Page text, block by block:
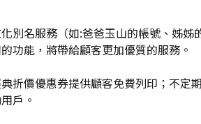
別名服務（如:爸爸玉山的帳號、姊
功能，將帶給顧客更加優質的服務。
折價優惠券提供顧客免費列印；不定
戶。